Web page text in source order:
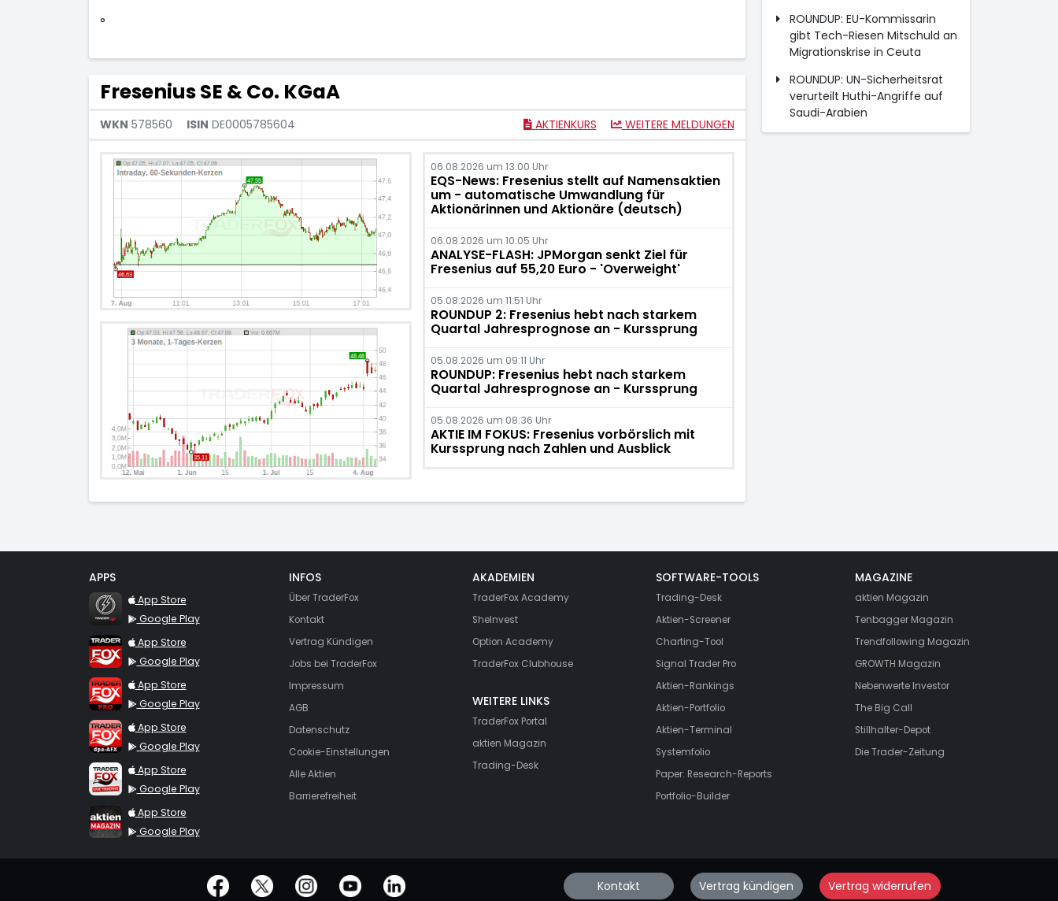
°
Fresenius SE & Co. KGaA
WKN 578560 ISIN DE0005785604 AKTIENKURS WEITERE MELDUNGEN
06.08.2026 um 13:00 Uhr
EQS-News: Fresenius stellt auf Namensaktien
um - automatische Umwandlung für
Aktionärinnen und Aktionäre (deutsch)
06.08.2026 um 10:05 Uhr
ANALYSE-FLASH: JPMorgan senkt Ziel für
Fresenius auf 55,20 Euro - 'Overweight'
05.08.2026 um 11:51 Uhr
ROUNDUP 2: Fresenius hebt nach starkem
Quartal Jahresprognose an - Kurssprung
05.08.2026 um 09:11 Uhr
ROUNDUP: Fresenius hebt nach starkem
Quartal Jahresprognose an - Kurssprung
05.08.2026 um 08:36 Uhr
AKTIE IM FOKUS: Fresenius vorbörslich mit
Kurssprung nach Zahlen und Ausblick
ROUNDUP: EU-Kommissarin
gibt Tech-Riesen Mitschuld an
Migrationskrise in Ceuta
ROUNDUP: UN-Sicherheitsrat
verurteilt Huthi-Angriffe auf
Saudi-Arabien
APPS
TraderFox Flash
App Store
Google Play
TraderFox App
App Store
Google Play
TraderFox Pro
App Store
Google Play
TraderFox dpa-AFX ProFeed
App Store
Google Play
TraderFox Live Trading
App Store
Google Play
TraderFox aktien Magazin
App Store
Google Play
INFOS
Über TraderFox
Kontakt
Vertrag Kündigen
Jobs bei TraderFox
Impressum
AGB
Datenschutz
Cookie-Einstellungen
Alle Aktien
Barrierefreiheit
AKADEMIEN
TraderFox Academy
SheInvest
Option Academy
TraderFox Clubhouse
WEITERE LINKS
TraderFox Portal
aktien Magazin
Trading-Desk
SOFTWARE-TOOLS
Trading-Desk
Aktien-Screener
Charting-Tool
Signal Trader Pro
Aktien-Rankings
Aktien-Portfolio
Aktien-Terminal
Systemfolio
Paper: Research-Reports
Portfolio-Builder
MAGAZINE
aktien Magazin
Tenbagger Magazin
Trendfollowing Magazin
GROWTH Magazin
Nebenwerte Investor
The Big Call
Stillhalter-Depot
Die Trader-Zeitung
offizielle Social Media-Accounts
Kontakt Vertrag kündigen Vertrag widerrufen